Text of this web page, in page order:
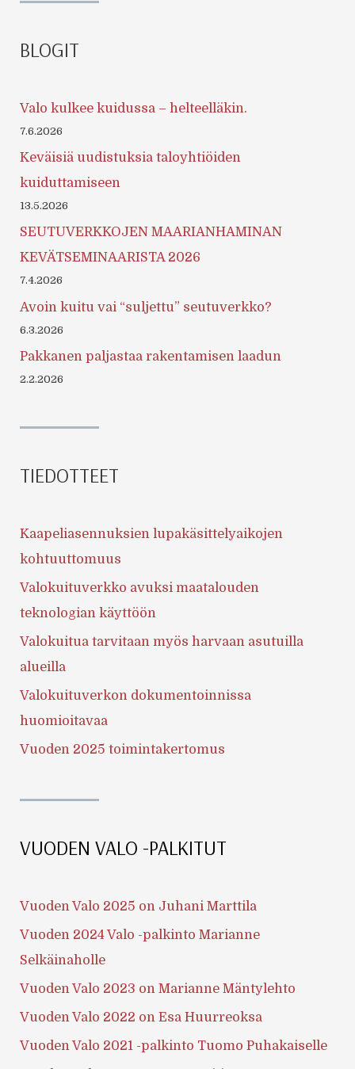
BLOGIT
Valo kulkee kuidussa – helteelläkin.
7.6.2026
Keväisiä uudistuksia taloyhtiöiden
kuiduttamiseen
13.5.2026
SEUTUVERKKOJEN MAARIANHAMINAN
KEVÄTSEMINAARISTA 2026
7.4.2026
Avoin kuitu vai “suljettu” seutuverkko?
6.3.2026
Pakkanen paljastaa rakentamisen laadun
2.2.2026
TIEDOTTEET
Kaapeliasennuksien lupakäsittelyaikojen
kohtuuttomuus
Valokuituverkko avuksi maatalouden
teknologian käyttöön
Valokuitua tarvitaan myös harvaan asutuilla
alueilla
Valokuituverkon dokumentoinnissa
huomioitavaa
Vuoden 2025 toimintakertomus
VUODEN VALO -PALKITUT
Vuoden Valo 2025 on Juhani Marttila
Vuoden 2024 Valo -palkinto Marianne
Selkäinaholle
Vuoden Valo 2023 on Marianne Mäntylehto
Vuoden Valo 2022 on Esa Huurreoksa
Vuoden Valo 2021 -palkinto Tuomo Puhakaiselle